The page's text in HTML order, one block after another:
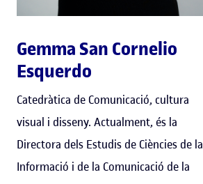
Gemma San Cornelio
Esquerdo
Catedràtica de Comunicació, cultura
visual i disseny. Actualment, és la
Directora dels Estudis de Ciències de la
Informació i de la Comunicació de la